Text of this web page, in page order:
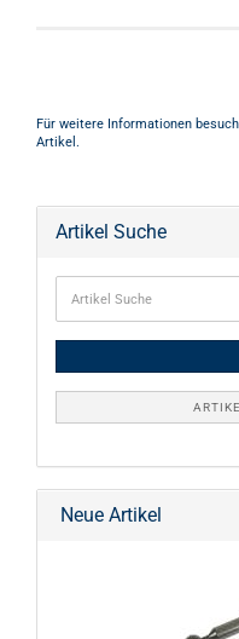
Für weitere Informationen
Artikel.
Artikel Suche
Neue Artikel